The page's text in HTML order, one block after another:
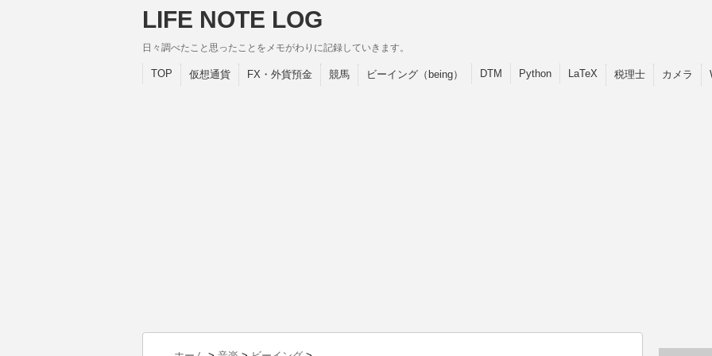
LIFE NOTE LOG
日々調べたこと思ったことをメモがわりに記録していきます。
TOP 仮想通貨 FX・外貨預金 競馬 ビーイング（being） DTM Python LaTeX 税理士 カメラ